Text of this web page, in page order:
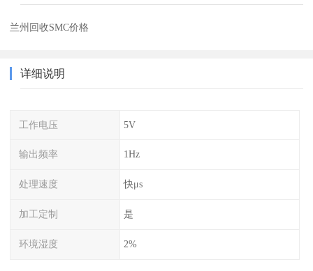
兰州回收SMC价格
详细说明
工作电压 5V
输出频率 1Hz
处理速度 快μs
加工定制 是
环境湿度 2%